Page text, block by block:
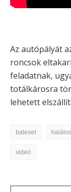
Az autópályát
roncsok
feladatnak,
totálkárosra
lehetett
baleset
videó